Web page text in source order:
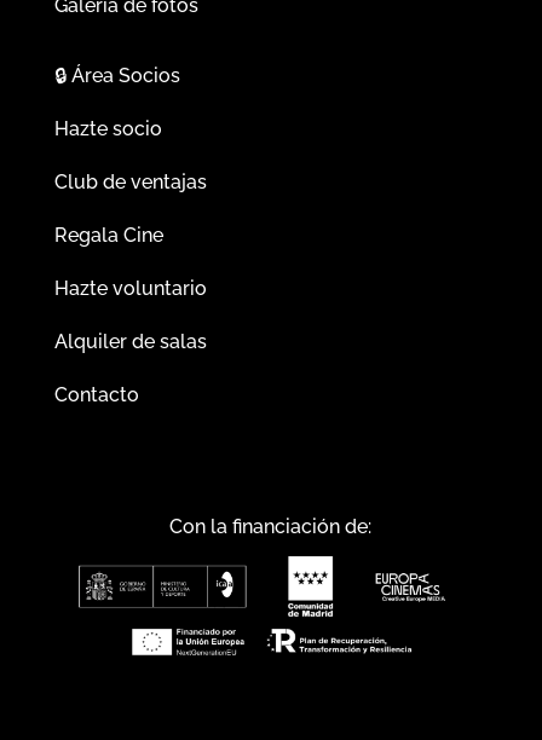
Galería de fotos
🔒Área Socios
Hazte socio
Club de ventajas
Regala Cine
Hazte voluntario
Alquiler de salas
Contacto
Con la financiación de: